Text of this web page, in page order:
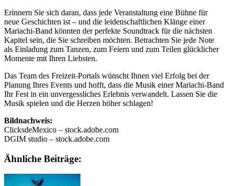
Erinnern Sie sich daran, dass jede Veranstaltung eine Bühne für
neue Geschichten ist – und die leidenschaftlichen Klänge einer
Mariachi-Band könnten der perfekte Soundtrack für die nächsten
Kapitel sein, die Sie schreiben möchten. Betrachten Sie jede Note
als Einladung zum Tanzen, zum Feiern und zum Teilen glücklicher
Momente mit Ihren Liebsten.
Das Team des Freizeit-Portals wünscht Ihnen viel Erfolg bei der
Planung Ihres Events und hofft, dass die Musik einer Mariachi-Band
Ihr Fest in ein unvergessliches Erlebnis verwandelt. Lassen Sie die
Musik spielen und die Herzen höher schlagen!
Bildnachweis:
ClicksdeMexico – stock.adobe.com
DGIM studio – stock.adobe.com
Ähnliche Beiträge: